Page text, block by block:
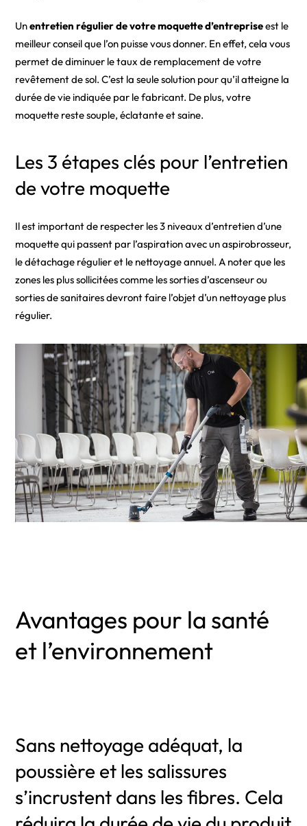
Unentretien régulier de votre moquette d’entrepriseest le
meilleur conseil que l’on puisse vous donner. En effet, cela vous
permet de diminuer le taux de remplacement de votre
revêtement de sol. C’est la seule solution pour qu’il atteigne la
durée de vie indiquée par le fabricant. De plus, votre
moquette reste souple, éclatante et saine.
Les 3 étapes clés pour l’entretien
de votre moquette
Il est important de respecter les 3 niveaux d’entretien d’une
moquette qui passent par l’aspiration avec un aspirobrosseur,
le détachage régulier et le nettoyage annuel. A noter que les
zones les plus sollicitées comme les sorties d’ascenseur ou
sorties de sanitaires devront faire l’objet d’un nettoyage plus
régulier.
Avantages pour la santé
et l’environnement
Sans nettoyage adéquat, la
poussière et les salissures
s’incrustent dans les fibres. Cela